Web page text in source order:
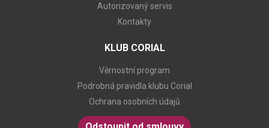
Autorizovaný servis
Kontakty
KLUB CORIAL
Věrnostní program
Podrobná pravidla klubu Corial
Ochrana osobních údajů